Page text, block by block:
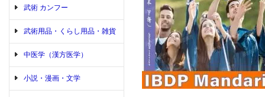
武術 カンフー
武術用品・くらし用品・雑貨
中医学（漢方医学）
小説・漫画・文学